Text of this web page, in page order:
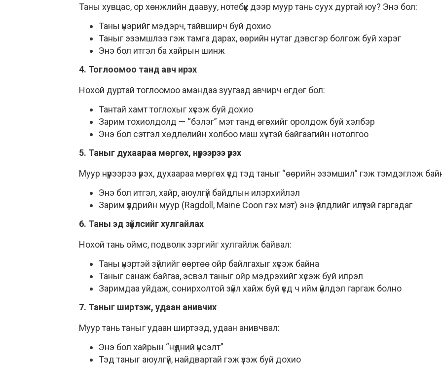
Таны хувцас, ор хөнжлийн даавуу, нотебүүк дээр муур тань суух дуртай юу? Энэ бол:
Таны үнэрийг мэдэрч, тайвширч буй дохио
Таныг эзэмшлээ гэж тамга дарах, өөрийн нутаг дэвсгэр болгож буй хэрэг
Энэ бол итгэл ба хайрын шинж
4. Тоглоомоо танд авч ирэх
Нохой дуртай тоглоомоо амандаа зуугаад авчирч өгдөг бол:
Тантай хамт тоглохыг хүсэж буй дохио
Зарим тохиолдолд — “бэлэг” мэт танд өгөхийг оролдож буй хэлбэр
Энэ бол сэтгэл хөдлөлийн холбоо маш хүчтэй байгаагийн нотолгоо
5. Таныг духаараа мөргөх, нүүрээрээ үрэх
Муур нүүрээрээ үрэх, духаараа мөргөх үед тэд таныг “өөрийн эзэмшил” гэж тэмдэглэж
Энэ бол итгэл, хайр, аюулгүй байдлын илэрхийлэл
Зарим үүлдрийн муур (Ragdoll, Maine Coon гэх мэт) энэ үйлдлийг илүүтэй гаргадаг
6. Таны эд зүйлсийг хулгайлах
Нохой тань оймс, подволк зэргийг хулгайлж байвал:
Таны үнэртэй зүйлийг өөртөө ойр байлгахыг хүсэж байна
Таныг санаж байгаа, эсвэл таныг ойр мэдрэхийг хүсэж буй илрэл
Заримдаа уйдаж, сонирхолтой зүйл хайж буй үед ч ийм үйлдэл гаргаж болно
7. Таныг ширтэж, удаан анивчих
Муур тань таныг удаан ширтээд, удаан анивчвал:
Энэ бол хайрын “нүдний үнсэлт”
Тэд таныг аюулгүй, найдвартай гэж үзэж буй дохио